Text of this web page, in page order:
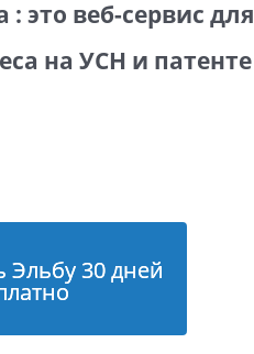
: это веб-сервис для
на УСН и патенте
Эльбу 30 дней